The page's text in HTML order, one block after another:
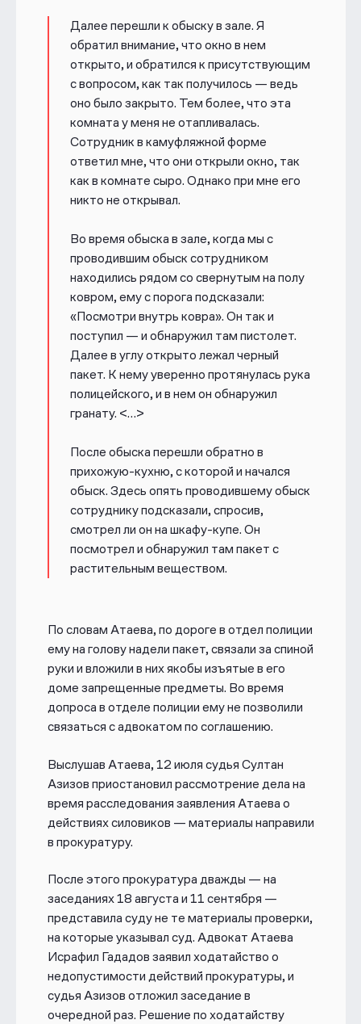
Далее перешли к обыску в зале. Я
обратил внимание, что окно в нем
открыто, и обратился к присутствующим
с вопросом, как так получилось — ведь
оно было закрыто. Тем более, что эта
комната у меня не отапливалась.
Сотрудник в камуфляжной форме
ответил мне, что они открыли окно, так
как в комнате сыро. Однако при мне его
никто не открывал.
Во время обыска в зале, когда мы с
проводившим обыск сотрудником
находились рядом со свернутым на полу
ковром, ему с порога подсказали:
«Посмотри внутрь ковра». Он так и
поступил — и обнаружил там пистолет.
Далее в углу открыто лежал черный
пакет. К нему уверенно протянулась рука
полицейского, и в нем он обнаружил
гранату. <…>
После обыска перешли обратно в
прихожую-кухню, с которой и начался
обыск. Здесь опять проводившему обыск
сотруднику подсказали, спросив,
смотрел ли он на шкафу-купе. Он
посмотрел и обнаружил там пакет с
растительным веществом.
По словам Атаева, по дороге в отдел полиции
ему на голову надели пакет, связали за спиной
руки и вложили в них якобы изъятые в его
доме запрещенные предметы. Во время
допроса в отделе полиции ему не позволили
связаться с адвокатом по соглашению.
Выслушав Атаева, 12 июля судья Султан
Азизов приостановил рассмотрение дела на
время расследования заявления Атаева о
действиях силовиков — материалы направили
в прокуратуру.
После этого прокуратура дважды — на
заседаниях 18 августа и 11 сентября —
представила суду не те материалы проверки,
на которые указывал суд. Адвокат Атаева
Исрафил Гададов заявил ходатайство о
недопустимости действий прокуратуры, и
судья Азизов отложил заседание в
очередной раз. Решение по ходатайству